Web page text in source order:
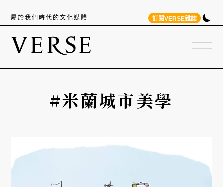
屬於我們時代的文化媒體 訂閱VERSE雜誌
#米蘭城市美學